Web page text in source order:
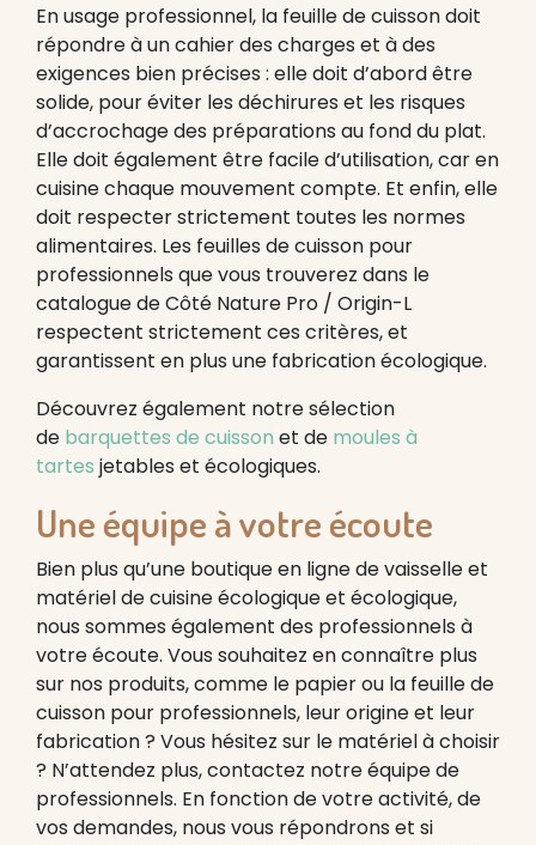
En usage professionnel, la feuille de cuisson doit
répondre à un cahier des charges et à des
exigences bien précises : elle doit d’abord être
solide, pour éviter les déchirures et les risques
d’accrochage des préparations au fond du plat.
Elle doit également être facile d’utilisation, car en
cuisine chaque mouvement compte. Et enfin, elle
doit respecter strictement toutes les normes
alimentaires. Les feuilles de cuisson pour
professionnels que vous trouverez dans le
catalogue de Côté Nature Pro / Origin-L
respectent strictement ces critères, et
garantissent en plus une fabrication écologique.
Découvrez également notre sélection
de barquettes de cuisson et de moules à
tartes jetables et écologiques.
Une équipe à votre écoute
Bien plus qu’une boutique en ligne de vaisselle et
matériel de cuisine écologique et écologique,
nous sommes également des professionnels à
votre écoute. Vous souhaitez en connaître plus
sur nos produits, comme le papier ou la feuille de
cuisson pour professionnels, leur origine et leur
fabrication ? Vous hésitez sur le matériel à choisir
? N’attendez plus, contactez notre équipe de
professionnels. En fonction de votre activité, de
vos demandes, nous vous répondrons et si